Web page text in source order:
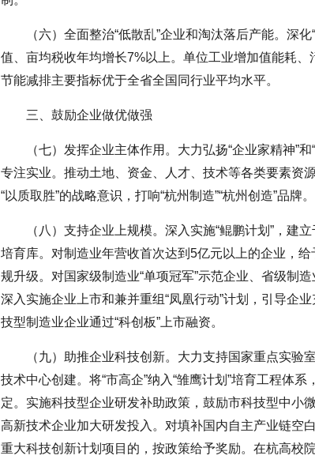
（六）全面整治“低散乱”企业和淘汰落后产能。深
值、亩均税收年均增长7%以上。单位工业增加值能耗、
节能减排主要指标优于全省全国同行业平均水平。
三、鼓励企业做优做强
（七）发挥企业主体作用。大力弘扬“企业家精神”
专注实业。推动土地、资金、人才、技术等各类要素资
“以质取胜”的战略意识，打响“杭州制造”“杭州创造”品牌。
（八）支持企业上规模。深入实施“鲲鹏计划”，建
培育库。对制造业年营收首次达到5亿元以上的企业，
规升级。对国家级制造业“单项冠军”示范企业、省级制造
深入实施企业上市和兼并重组“凤凰行动”计划，引导企
技型制造业企业通过“科创板”上市融资。
（九）助推企业科技创新。大力支持国家重点实验
技术中心创建。将“市高企”纳入“雏鹰计划”培育工程体系
定。实施科技型企业研发补助政策，鼓励市科技型中小
高新技术企业加大研发投入。对填补国内自主产业链空
重大科技创新计划项目的，按政策给予奖励。在杭高校